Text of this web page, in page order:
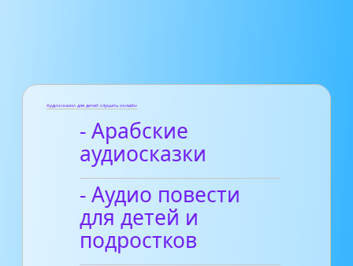
Аудиосказки для детей слушать онлайн
- Арабские
аудиосказки
- Аудио повести
для детей и
подростков